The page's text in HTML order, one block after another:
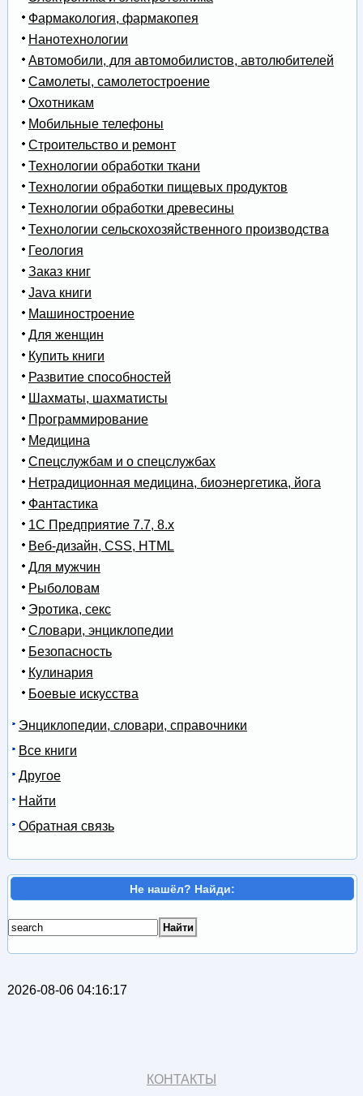
Фармакология, фармакопея
Нанотехнологии
Автомобили, для автомобилистов, автолюбителей
Самолеты, самолетостроение
Охотникам
Мобильные телефоны
Строительство и ремонт
Технологии обработки ткани
Технологии обработки пищевых продуктов
Технологии обработки древесины
Технологии сельскохозяйственного производства
Геология
Заказ книг
Java книги
Машиностроение
Для женщин
Купить книги
Развитие способностей
Шахматы, шахматисты
Программирование
Медицина
Спецслужбам и о спецслужбах
Нетрадиционная медицина, биоэнергетика, йога
Фантастика
1С Предприятие 7.7, 8.x
Веб-дизайн, CSS, HTML
Для мужчин
Рыболовам
Эротика, секс
Словари, энциклопедии
Безопасность
Кулинария
Боевые искусства
Энциклопедии, словари, справочники
Все книги
Другое
Найти
Обратная связь
Не нашёл? Найди:
2026-08-06 04:16:17
КОНТАКТЫ